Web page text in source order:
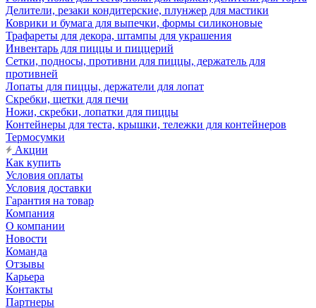
Делители, резаки кондитерские, плунжер для мастики
Коврики и бумага для выпечки, формы силиконовые
Трафареты для декора, штампы для украшения
Инвентарь для пиццы и пиццерий
Сетки, подносы, противни для пиццы, держатель для
противней
Лопаты для пиццы, держатели для лопат
Скребки, щетки для печи
Ножи, скребки, лопатки для пиццы
Контейнеры для теста, крышки, тележки для контейнеров
Термосумки
Акции
Как купить
Условия оплаты
Условия доставки
Гарантия на товар
Компания
О компании
Новости
Команда
Отзывы
Карьера
Контакты
Партнеры